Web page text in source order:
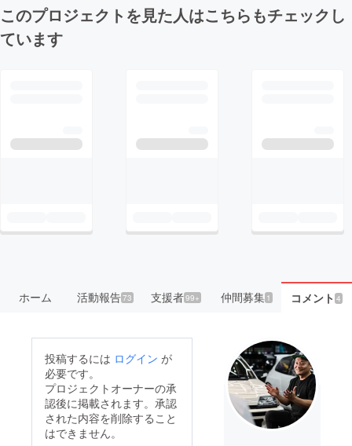
このプロジェクトを見た人はこちらもチェックし
ています
ホーム 活動報告73 支援者99+ 仲間募集 1 コメント4
投稿するには ログイン が
必要です。
プロジェクトオーナーの承
認後に掲載されます。承認
された内容を削除すること
はできません。